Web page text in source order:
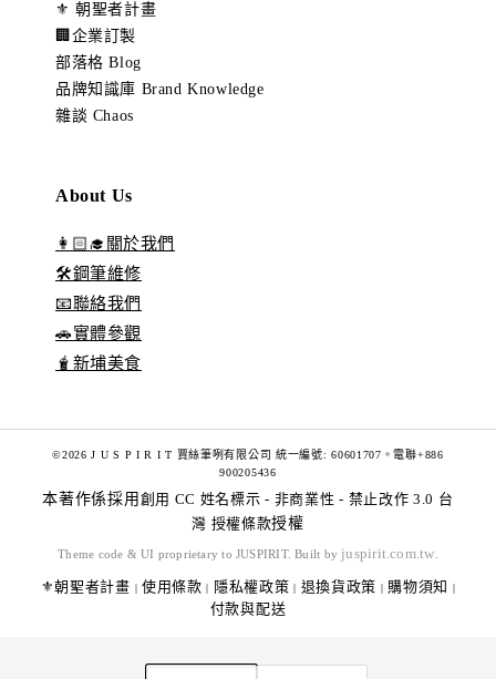
⚜️ 朝聖者計畫
🏢企業訂製
部落格 Blog
品牌知識庫 Brand Knowledge
雜談 Chaos
About Us
👩🏻‍🎓關於我們
🛠️鋼筆維修
📧聯絡我們
🚗實體參觀
🧋新埔美食
©2026 J U S P I R I T 賈絲筆咧有限公司 統一編號: 60601707。電聯+886
900205436
本著作係採用 創用 CC 姓名標示 - 非商業性 - 禁止改作 3.0 台
灣 授權條款授權
Theme code & UI proprietary to JUSPIRIT. Built by juspirit.com.tw
⚜️朝聖者計畫 | 使用條款 | 隱私權政策 | 退換貨政策 | 購物須知 |
付款與配送